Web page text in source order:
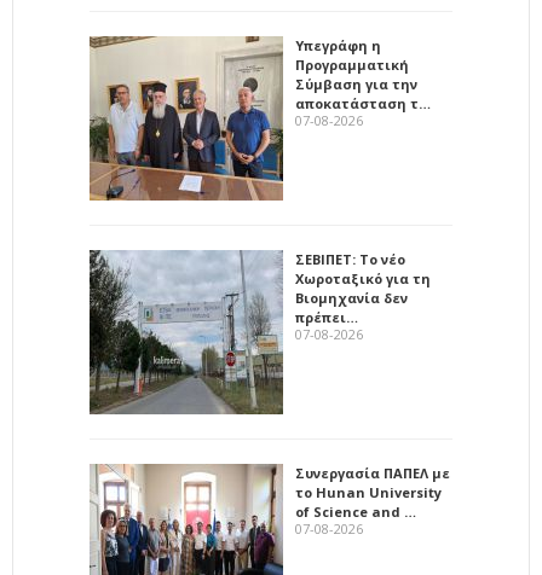
Υπεγράφη η
Προγραμματική
Σύμβαση για την
αποκατάσταση τ…
07-08-2026
ΣΕΒΙΠΕΤ: Το νέο
Χωροταξικό για τη
Βιομηχανία δεν
πρέπει…
07-08-2026
Συνεργασία ΠΑΠΕΛ με
το Hunan University
of Science and …
07-08-2026